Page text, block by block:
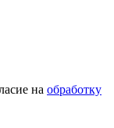
на обработку